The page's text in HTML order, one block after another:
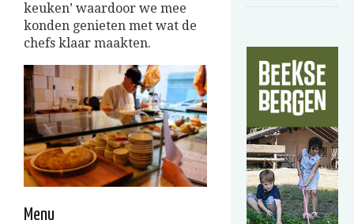
keuken’ waardoor we mee
konden genieten met wat de
chefs klaar maakten.
Menu